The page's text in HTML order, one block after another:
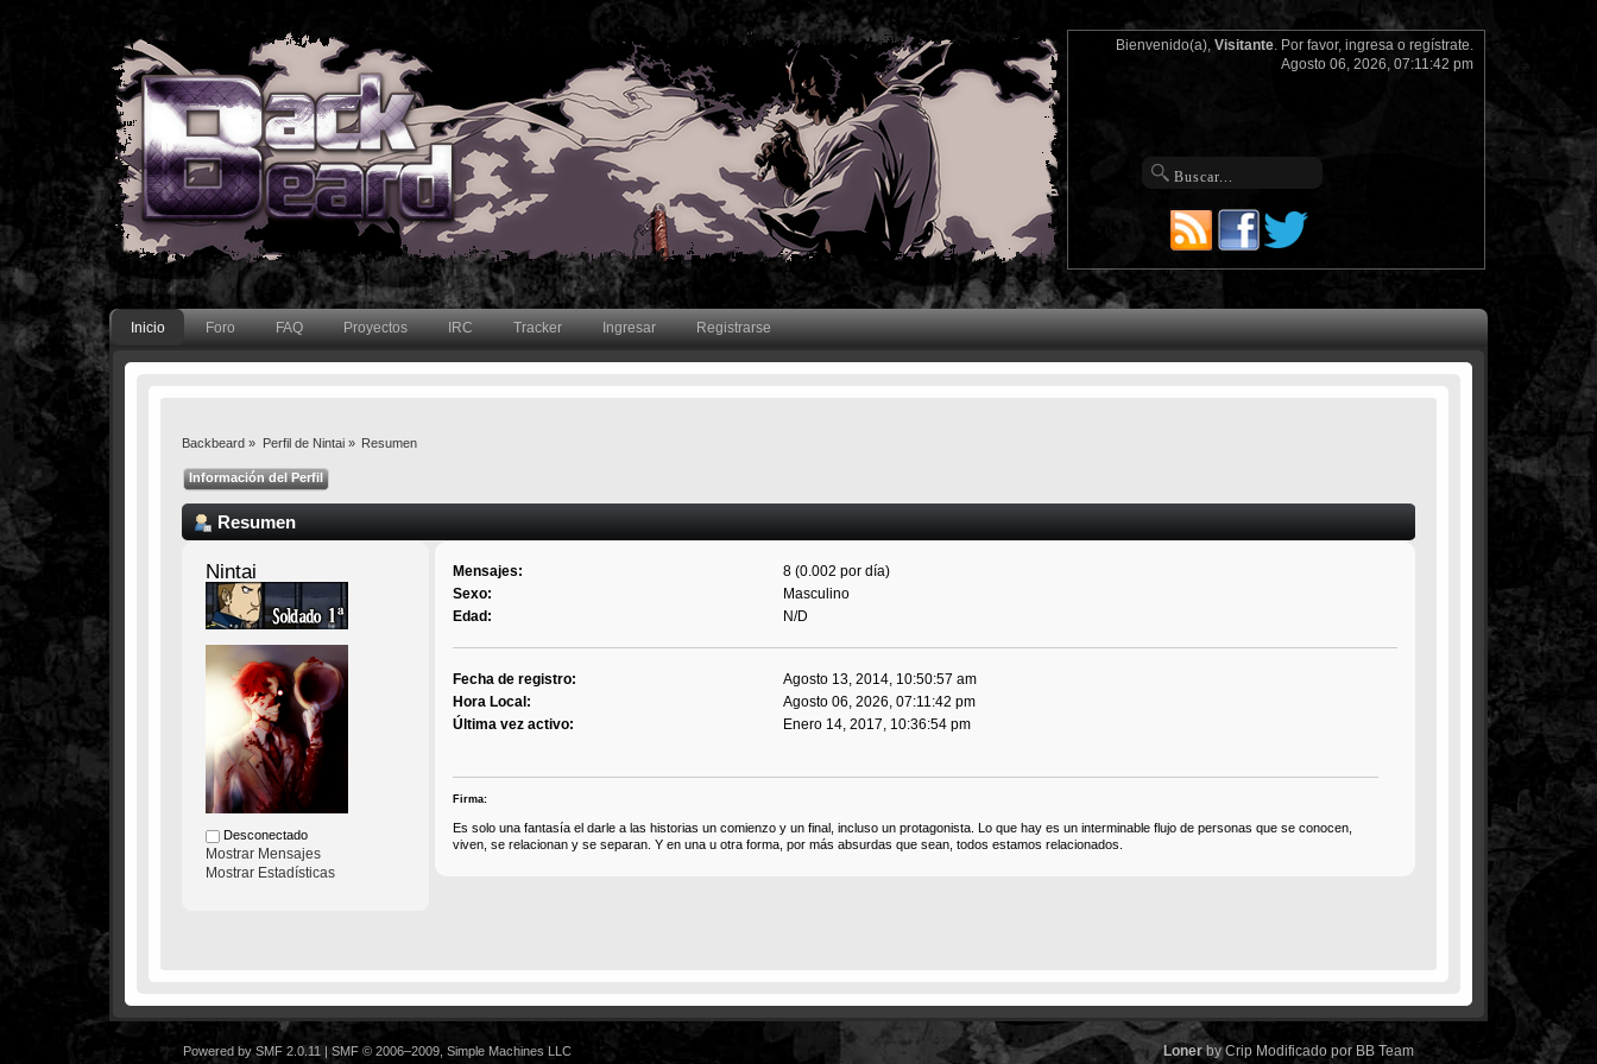
Bienvenido(a), Visitante. Por favor, ingresao regístrate.
Agosto 06, 2026, 07:11:42 pm
Inicio Foro FAQ Proyectos IRC Tracker Ingresar Registrarse
Backbeard » Perfil de Nintai » Resumen
Información del Perfil
Resumen
Nintai
Desconectado
Mostrar Mensajes
Mostrar Estadísticas
Mensajes:
8 (0.002 por día)
Sexo:
Masculino
Edad:
N/D
Fecha de registro:
Agosto 13, 2014, 10:50:57 am
Hora Local:
Agosto 06, 2026, 07:11:42 pm
Última vez activo:
Enero 14, 2017, 10:36:54 pm
Firma:
Es solo una fantasía el darle a las historias un comienzo y un final, incluso un protagonista. Lo que hay es un interminable flujo de personas que se conocen,
viven, se relacionan y se separan. Y en una u otra forma, por más absurdas que sean, todos estamos relacionados.
Powered by SMF 2.0.11 |SMF © 2006–2009, Simple Machines LLC
LonerbyCrip